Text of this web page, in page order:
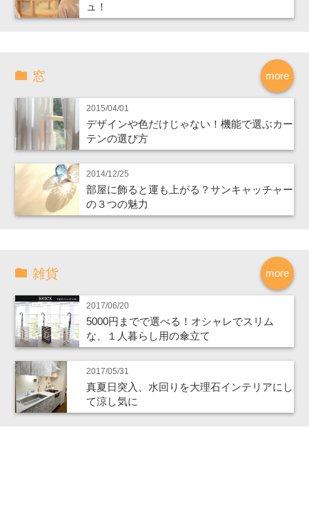
ュ！
more
窓
2015/04/01
デザインや色だけじゃない！機能で選ぶカー
テンの選び方
2014/12/25
部屋に飾ると運も上がる？サンキャッチャー
の３つの魅力
more
雑貨
2017/06/20
5000円までで選べる！オシャレでスリム
な、１人暮らし用の傘立て
2017/05/31
真夏日突入、水回りを大理石インテリアにし
て涼し気に